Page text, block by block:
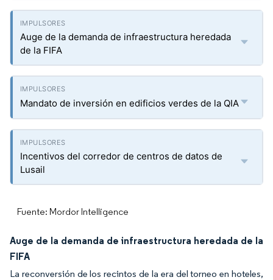
Auge de la demanda de infraestructura heredada
de la FIFA
Mandato de inversión en edificios verdes de la QIA
Incentivos del corredor de centros de datos de
Lusail
Fuente: Mordor Intelligence
Auge de la demanda de infraestructura heredada de la
FIFA
La reconversión de los recintos de la era del torneo en hoteles,